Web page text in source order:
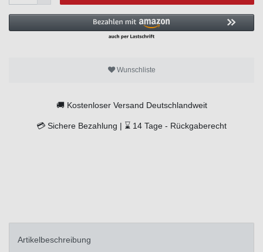
Wunschliste
🚚 Kostenloser Versand Deutschlandweit
💳 Sichere Bezahlung | ⌛ 14 Tage - Rückgaberecht
Artikelbeschreibung